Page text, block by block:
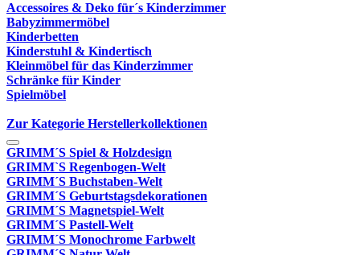
Accessoires & Deko für´s Kinderzimmer
Babyzimmermöbel
Kinderbetten
Kinderstuhl & Kindertisch
Kleinmöbel für das Kinderzimmer
Schränke für Kinder
Spielmöbel
Zur Kategorie Herstellerkollektionen
GRIMM´S Spiel & Holzdesign
GRIMM`S Regenbogen-Welt
GRIMM´S Buchstaben-Welt
GRIMM´S Geburtstagsdekorationen
GRIMM´S Magnetspiel-Welt
GRIMM´S Pastell-Welt
GRIMM´S Monochrome Farbwelt